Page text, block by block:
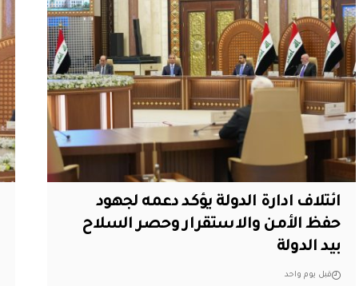
ائتلاف ادارة الدولة يؤكد دعمه لجهود
حفظ الأمن والاستقرار وحصر السلاح
بيد الدولة
قبل يوم واحد